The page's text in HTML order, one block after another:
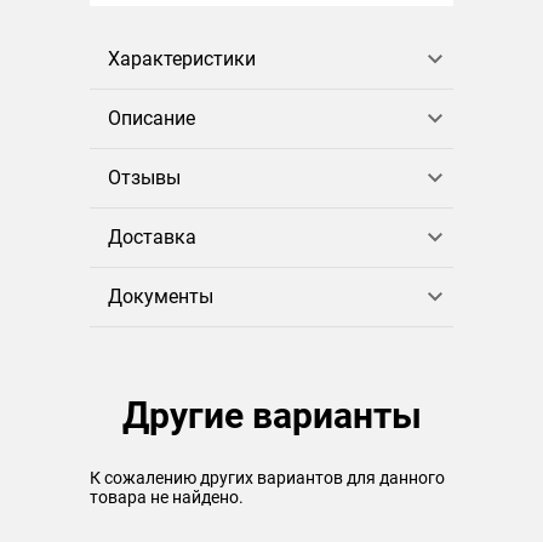
Характеристики
Описание
Отзывы
Доставка
Документы
Другие варианты
К сожалению других вариантов для данного
товара не найдено.